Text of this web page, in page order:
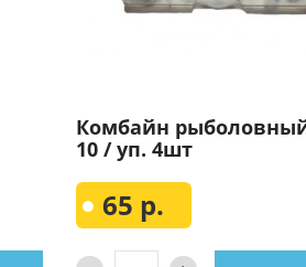
Комбайн
10 / уп. 4шт
65 р.